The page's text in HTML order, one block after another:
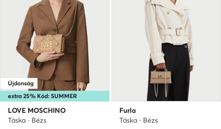
extra 25% Kód: SUMMER
Újdonság
LOVE MOSCHINO
Táska · Bézs
Furla
Táska · Bézs